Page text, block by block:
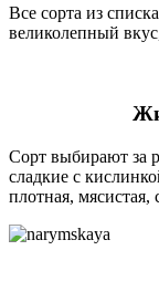
Все сорта из
великолепный
Сорт выбирают за
сладкие с
плотная, мясистая,